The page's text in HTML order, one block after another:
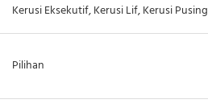
Kerusi Eksekutif, Kerusi Lif, Kerusi Pusing
Pilihan